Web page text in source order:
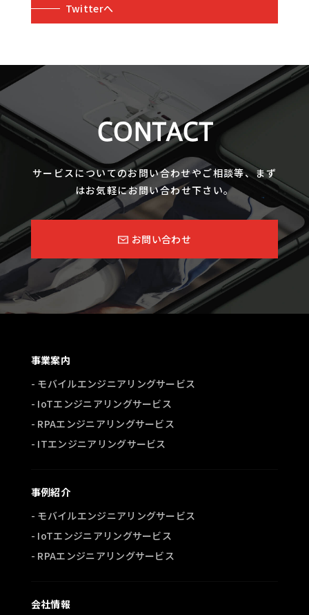
Twitterへ
CONTACT
サービスについてのお問い合わせやご相談等、まず
はお気軽にお問い合わせ下さい。
お問い合わせ
事業案内
- モバイルエンジニアリングサービス
- IoTエンジニアリングサービス
- RPAエンジニアリングサービス
- ITエンジニアリングサービス
事例紹介
- モバイルエンジニアリングサービス
- IoTエンジニアリングサービス
- RPAエンジニアリングサービス
会社情報